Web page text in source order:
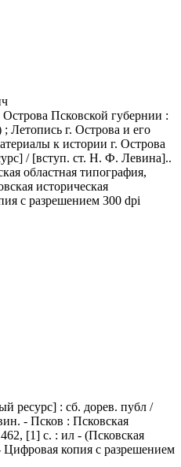
Псковской губернии :
Летопись г. Острова и его
к истории г. Острова
/ [вступ. ст. Н. Ф. Левина]..
областная типография,
историческая
с разрешением 300 dpi
ресурс] : сб. дорев. публ /
- Псков : Псковская
[1] с. : ил - (Псковская
Цифровая копия с разрешением